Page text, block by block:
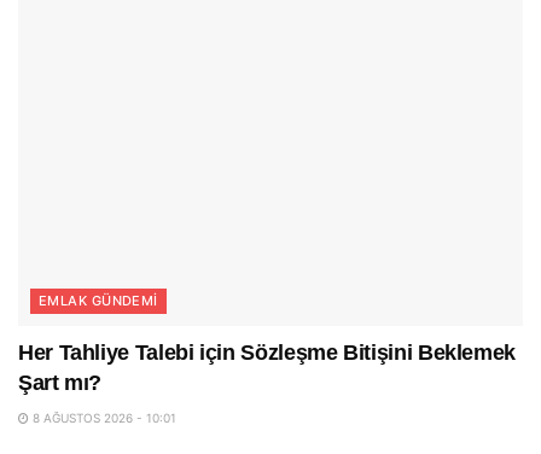
EMLAK GÜNDEMI
Her Tahliye Talebi için Sözleşme Bitişini Beklemek
Şart mı?
8 AĞUSTOS 2026 - 10:01